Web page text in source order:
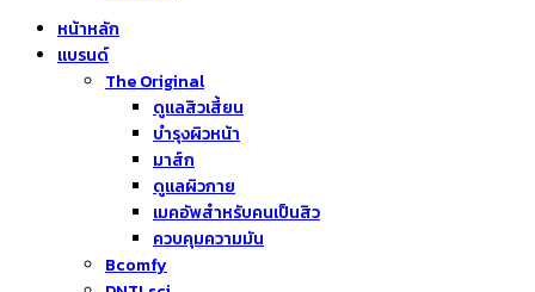
หน้าหลัก
แบรนด์
The Original
ดูแลสิวเสี้ยน
บำรุงผิวหน้า
มาส์ก
ดูแลผิวกาย
เมคอัพสำหรับคนเป็นสิว
ควบคุมความมัน
Bcomfy